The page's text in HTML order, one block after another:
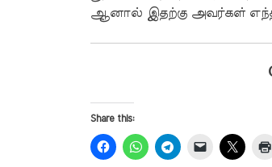
ஆனால் இதற்கு அவர்கள் எந்த
Share this: